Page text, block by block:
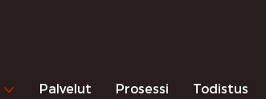
Palvelut Prosessi Todistus